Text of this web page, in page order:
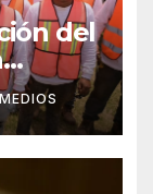
del
crisis